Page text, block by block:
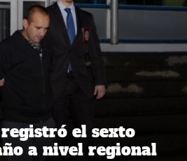
el sexto
a nivel regional